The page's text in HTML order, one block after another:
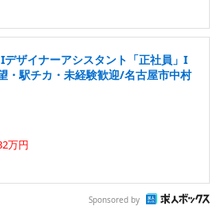
デザイナーアシスタント「正社員」I
・駅チカ・未経験歓迎/名古屋市中村
万円
Sponsored by